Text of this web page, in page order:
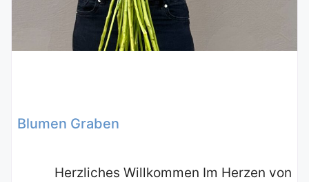
Blumen Graben
Herzliches Willkommen Im Herzen von